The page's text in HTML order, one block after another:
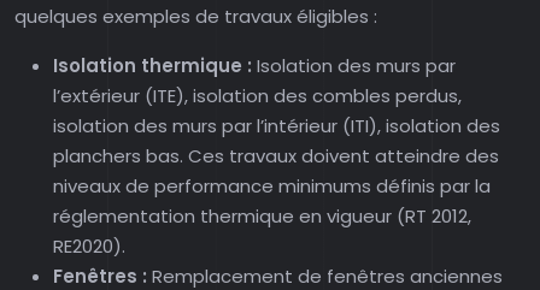
quelques exemples de travaux éligibles :
Isolation thermique : Isolation des murs par
l’extérieur (ITE), isolation des combles perdus,
isolation des murs par l’intérieur (ITI), isolation des
planchers bas. Ces travaux doivent atteindre des
niveaux de performance minimums définis par la
réglementation thermique en vigueur (RT 2012,
RE2020).
Fenêtres : Remplacement de fenêtres anciennes